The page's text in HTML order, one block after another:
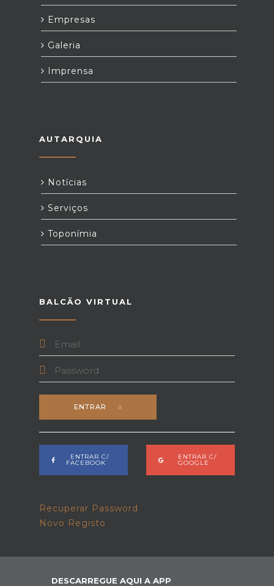
Empresas
Galeria
Imprensa
AUTARQUIA
Notícias
Serviços
Toponímia
BALCÃO VIRTUAL
ENTRAR
ENTRAR C/
FACEBOOK
ENTRAR C/
GOOGLE
Recuperar Password
Novo Registo
DESCARREGUE AQUI A APP